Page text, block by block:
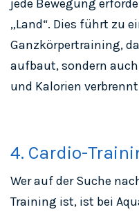
jede Bewegung
„Land“. Dies führt zu
Ganzkörpertraining,
aufbaut, sondern
und Kalorien
4. Cardio-
Wer auf der Suche
Training ist, ist bei